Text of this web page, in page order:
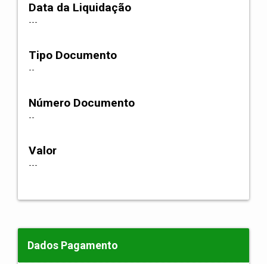
Data da Liquidação
---
Tipo Documento
--
Número Documento
--
Valor
---
Dados Pagamento